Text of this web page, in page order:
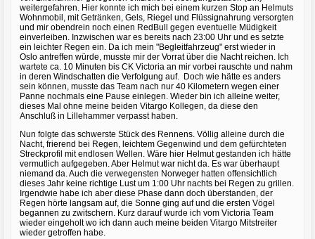
weitergefahren. Hier konnte ich mich bei einem kurzen Stop an Helmuts
Wohnmobil, mit Getränken, Gels, Riegel und Flüssignahrung versorgten
und mir obendrein noch einen RedBull gegen eventuelle Müdigkeit
einverleiben. Inzwischen war es bereits nach 23:00 Uhr und es setzte
ein leichter Regen ein. Da ich mein "Begleitfahrzeug" erst wieder in
Oslo antreffen würde, musste mir der Vorrat über die Nacht reichen. Ich
wartete ca. 10 Minuten bis CK Victoria an mir vorbei rauschte und nahm
in deren Windschatten die Verfolgung auf. Doch wie hätte es anders
sein können, musste das Team nach nur 40 Kilometern wegen einer
Panne nochmals eine Pause einlegen. Wieder bin ich alleine weiter,
dieses Mal ohne meine beiden Vitargo Kollegen, da diese den
Anschluß in Lillehammer verpasst haben.
Nun folgte das schwerste Stück des Rennens. Völlig alleine durch die
Nacht, frierend bei Regen, leichtem Gegenwind und dem gefürchteten
Streckprofil mit endlosen Wellen. Wäre hier Helmut gestanden ich hätte
vermutlich aufgegeben. Aber Helmut war nicht da. Es war überhaupt
niemand da. Auch die verwegensten Norweger hatten offensichtlich
dieses Jahr keine richtige Lust um 1:00 Uhr nachts bei Regen zu grillen.
Irgendwie habe ich aber diese Phase dann doch überstanden, der
Regen hörte langsam auf, die Sonne ging auf und die ersten Vögel
begannen zu zwitschern. Kurz darauf wurde ich vom Victoria Team
wieder eingeholt wo ich dann auch meine beiden Vitargo Mitstreiter
wieder getroffen habe.